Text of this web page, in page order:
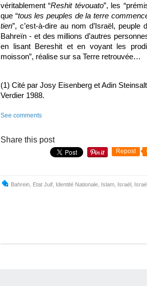
véritablement “Reshit tévouato”, les
que “tous les peuples de la terre
tien”, c’est-à-dire au nom d’Israël,
Bahreïn - et des millions d’autres
en lisant Bereshit et en voyant les
moisson”, réalise sur sa Terre retrouvée…
(1) Cité par Josy Eisenberg et Adin
Verdier 1988.
See comments
Share this post
Repost
Bahrein Etat Juif Identité Nationale Islam Israël